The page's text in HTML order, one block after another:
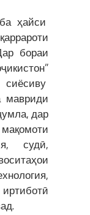
ҳайси
бораи
дар
судӣ,